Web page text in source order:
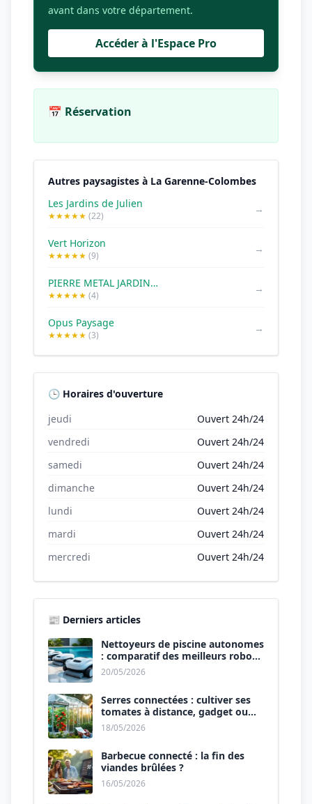
avant dans votre département.
Accéder à l'Espace Pro
📅 Réservation
Autres paysagistes à La Garenne-Colombes
Les Jardins de Julien
★★★★★ (22)
→
Vert Horizon
★★★★★ (9)
→
PIERRE METAL JARDIN PAYSAGISTE
★★★★★ (4)
→
Opus Paysage
★★★★★ (3)
→
🕒 Horaires d'ouverture
jeudi
Ouvert 24h/24
vendredi
Ouvert 24h/24
samedi
Ouvert 24h/24
dimanche
Ouvert 24h/24
lundi
Ouvert 24h/24
mardi
Ouvert 24h/24
mercredi
Ouvert 24h/24
📰 Derniers articles
Nettoyeurs de piscine autonomes
: comparatif des meilleurs robots
de 2026.
20/05/2026
Serres connectées : cultiver ses
tomates à distance, gadget ou
révolution ?
18/05/2026
Barbecue connecté : la fin des
viandes brûlées ?
16/05/2026